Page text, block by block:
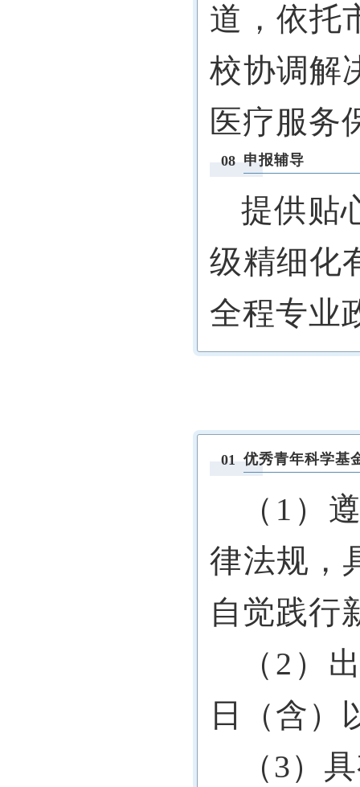
道，依托
校协调解
医疗服务
08 申报辅导
提供贴
级精细化
全程专业
01 优秀青年科学基
（1）
律法规，
自觉践行
（2）
日（含）
（3）